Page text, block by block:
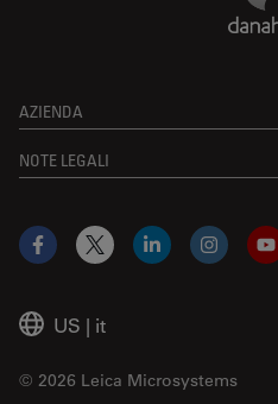
AZIENDA
NOTE LEGALI
US | it
© 2026 Leica Microsystems
Facebook
X LinkedIn